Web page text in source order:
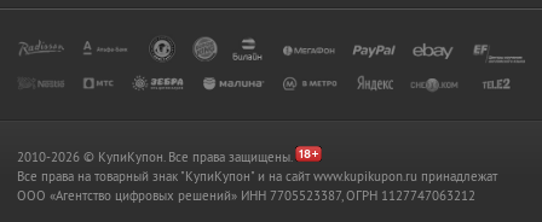
2010-2026 © КупиКупон. Все права защищены.
Все права на товарный знак "КупиКупон" и на сайт www.kupikupon.ru принадлежат
OOO «Агентство цифровых решений» ИНН 7705523387, ОГРН 1127747063212